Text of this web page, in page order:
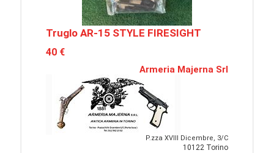
Truglo AR-15 STYLE FIRESIGHT
40 €
Armeria Majerna Srl
P.zza XVIII Dicembre, 3/C
10122 Torino